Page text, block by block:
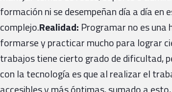
formación ni se desempeñan día a día en
complejo.Realidad: Programar no es una
formarse y practicar mucho para lograr
trabajos tiene cierto grado de dificultad,
con la tecnología es que al realizar el